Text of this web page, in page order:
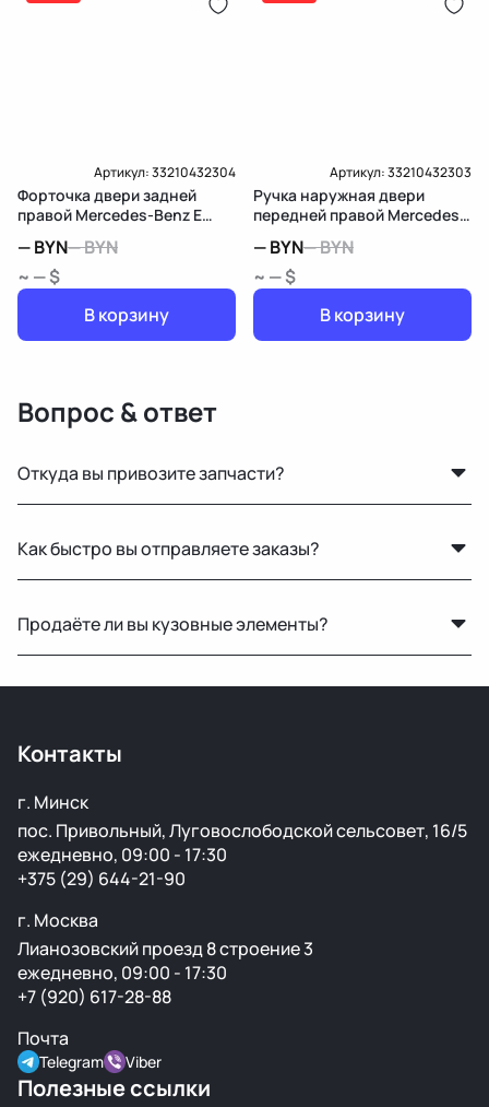
Артикул:33210432304
Форточка двери задней
правой Mercedes-Benz E
—BYN—BYN
~ — $
В корзину
Артикул:33210432303
Ручка наружная двери
передней правой Mercedes-
—BYN—BYN
~ — $
В корзину
Вопрос & ответ
Откуда вы привозите запчасти?
проверенных аукционах в Европе, США и арабских
странах. Все детали проходят визуальный осмотр и
Как быстро вы отправляете заказы?
страны доставка занимает от 1 до 5 дней в
зависимости от транспортной компании.
Продаёте ли вы кузовные элементы?
Контакты
г. Минск
пос. Привольный, Луговослободской сельсовет, 16/5
ежедневно, 09:00 - 17:30
+375 (29) 644-21-90
г. Москва
Лианозовский проезд 8 строение 3
ежедневно, 09:00 - 17:30
+7 (920) 617-28-88
Почта
Telegram Viber
Полезные ссылки